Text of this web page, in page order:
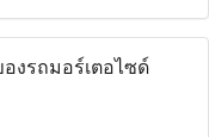
งรถมอร์เตอไซด์